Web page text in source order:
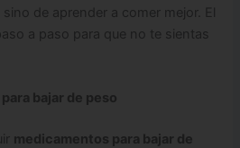
de aprender a comer mejor. El
a paso para que no te sientas
bajar de peso
medicamentos para bajar de